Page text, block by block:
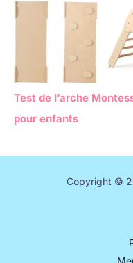
Test de l’arche
pour enfants
Copyright ©